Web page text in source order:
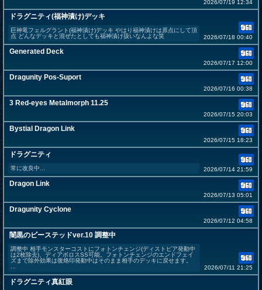
2026/07/19 12:34
ドラグニティ(福神漬け)デッキ
巨神竜フェルグラント(福神漬け)デッキ やはり福神漬けは原点にして頂
点 どんなデッキと混ぜたとしても福神漬け扱いなんよな笑
2026/07/18 00:40
Generated Deck
2026/07/17 12:00
Dragunity Pos-Suport
2026/07/16 00:38
3 Red-eyes Metalmorph 11.25
2026/07/15 20:03
Bystial Dragon Link
2026/07/15 18:23
ドラグニティ
常に改良中… 2026/07/14 21:59
Dragon Link
2026/07/13 05:01
Dragunity Cyclone
2026/07/12 04:58
闇黒のビーステッドver.10 調整中
調整中 相手モンスターコストにフォトンチェンジ(ディストピア発動中
は2枚除去)、ディアボロスSS可能。フォトンチェンジのエンドフェイ
ズまで除外効果は復烙印発動中はそのまま相手のデッキに戻せます。
...
2026/07/11 21:25
ドラグニティ真紅眼